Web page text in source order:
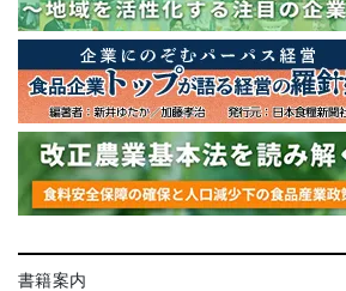
書籍案内